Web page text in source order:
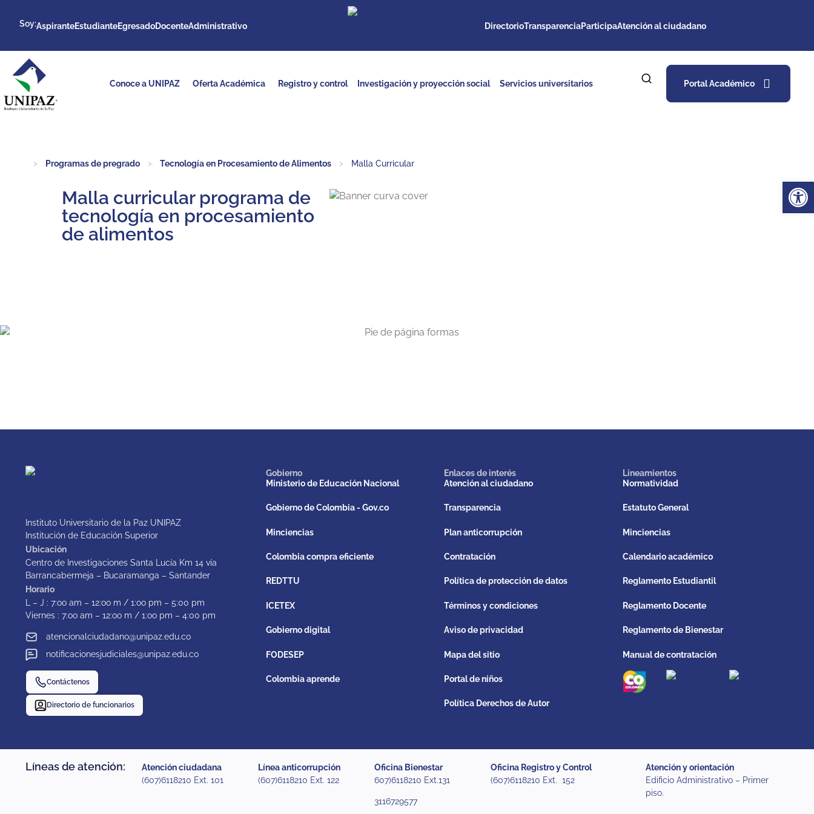
Soy:AspiranteEstudianteEgresadoDocenteAdministrativo DirectorioTransparenciaParticipaAtención al ciudadano
Conoce a UNIPAZ Oferta Académica Registro y control Investigación y proyección social Servicios universitarios Portal Académico
> Programas de pregrado > Tecnología en Procesamiento de Alimentos > Malla Curricular
Malla curricular programa de
tecnología en procesamiento
de alimentos
Instituto Universitario de la Paz UNIPAZ
Institución de Educación Superior
Ubicación
Centro de Investigaciones Santa Lucía Km 14 vía
Barrancabermeja – Bucaramanga – Santander
Horario
L – J : 7:oo am – 12:oo m / 1:oo pm – 5:00 pm
Viernes : 7:oo am – 12:oo m / 1:oo pm – 4:00 pm
atencionalciudadano@unipaz.edu.co
notificacionesjudiciales@unipaz.edu.co
Contáctenos
Directorio de funcionarios
Gobierno
Ministerio de Educación Nacional
Gobierno de Colombia - Gov.co
Minciencias
Colombia compra eficiente
REDTTU
ICETEX
Gobierno digital
FODESEP
Colombia aprende
Enlaces de interés
Atención al ciudadano
Transparencia
Plan anticorrupción
Contratación
Política de protección de datos
Términos y condiciones
Aviso de privacidad
Mapa del sitio
Portal de niños
Política Derechos de Autor
Lineamientos
Normatividad
Estatuto General
Minciencias
Calendario académico
Reglamento Estudiantil
Reglamento Docente
Reglamento de Bienestar
Manual de contratación
Líneas de atención:
Atención ciudadana
(607)6118210 Ext. 101
Línea anticorrupción
(607)6118210 Ext. 122
Oficina Bienestar
607)6118210 Ext.131
3116729577
Oficina Registro y Control
(607)6118210 Ext. 152
Atención y orientación
Edificio Administrativo – Primer
piso.